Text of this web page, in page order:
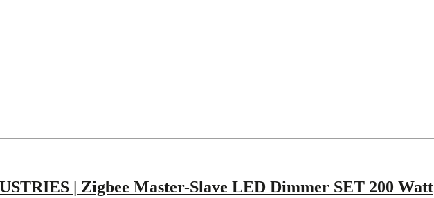
| Zigbee Master-Slave LED Dimmer SET 200 Watt